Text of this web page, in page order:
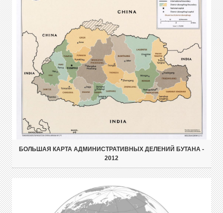
БОЛЬШАЯ КАРТА АДМИНИСТРАТИВНЫХ ДЕЛЕНИЙ БУТАНА -
2012